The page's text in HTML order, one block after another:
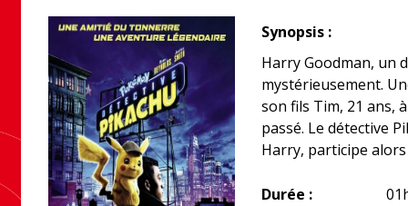
Synopsis :
Harry Goodman, un
mystérieusement.
son fils Tim, 21 ans,
passé. Le détective
Harry, participe alors
Durée :